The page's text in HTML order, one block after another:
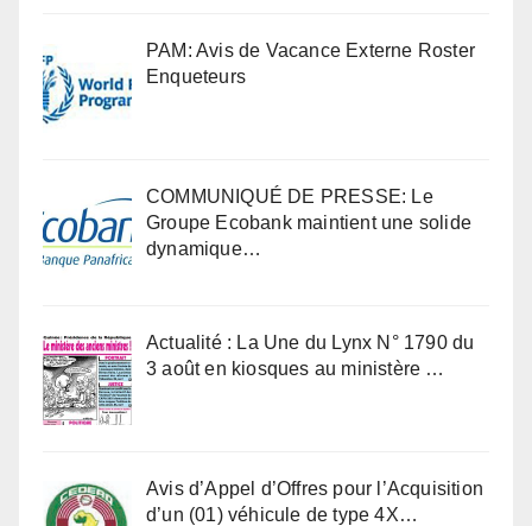
PAM: Avis de Vacance Externe Roster
Enqueteurs
COMMUNIQUÉ DE PRESSE: Le
Groupe Ecobank maintient une solide
dynamique…
Actualité : La Une du Lynx N° 1790 du
3 août en kiosques au ministère …
Avis d’Appel d’Offres pour l’Acquisition
d’un (01) véhicule de type 4X…